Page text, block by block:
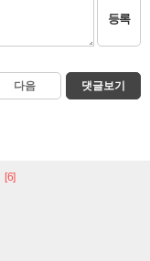
등록
다음 댓글보기
[6]